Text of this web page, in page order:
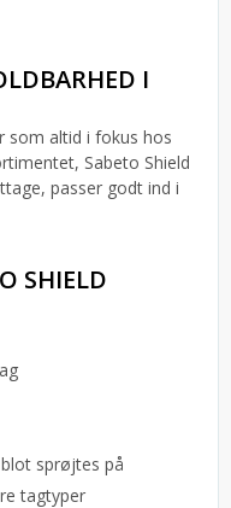
I
som altid i fokus hos
Sabeto Shield
passer godt ind i
SHIELD
sprøjtes på
tagtyper